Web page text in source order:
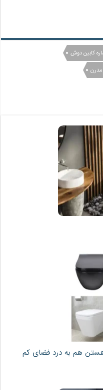
کابین دوش
هستن هم به درد فضای کم